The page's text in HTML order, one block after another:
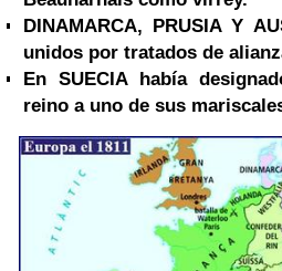
DINAMARCA, PRUSIA Y
unidos por tratados de
En SUECIA había
reino a uno de sus